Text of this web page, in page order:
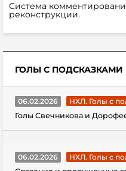
Система
реконструкции.
ГОЛЫ С ПОДСКАЗКАМИ
06.02.2026
НХЛ. Голы с
Голы Свечникова и
06.02.2026
НХЛ. Голы с